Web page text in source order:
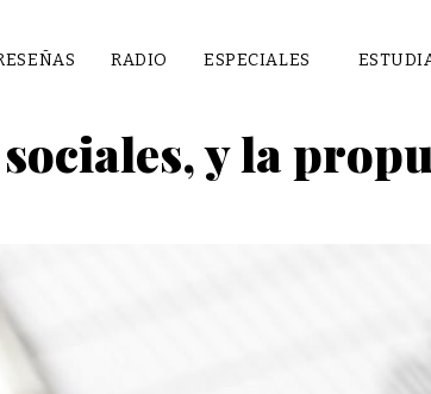
RADIO ESPECIALES
y la